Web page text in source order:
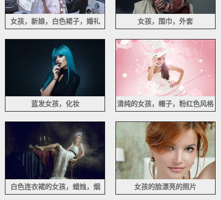
女孩，新娘，白色裙子，婚礼 女孩，围巾，外套
蓝发女孩，化妆 清纯的女孩，帽子，粉红色风格
白色连衣裙的女孩，蜡烛，烟 女孩的脸漂亮的照片